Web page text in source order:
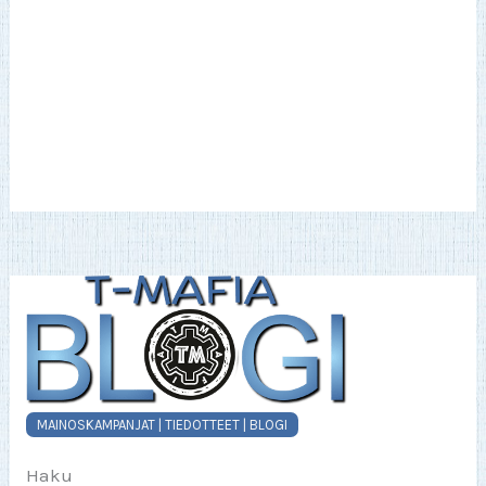
MAINOSKAMPANJAT | TIEDOTTEET | BLOGI
Haku